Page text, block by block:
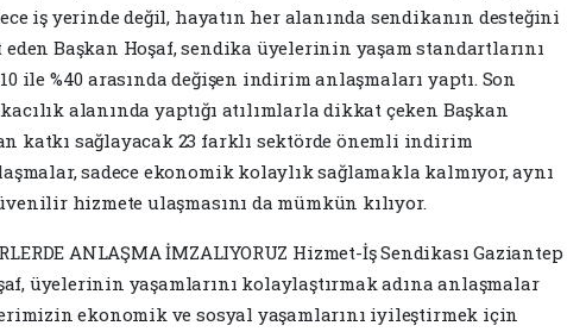
iş yerinde değil, hayatın her alanında sendikanın desteğini
Başkan Hoşaf, sendika üyelerinin yaşam standartlarını
ile %40 arasında değişen indirim anlaşmaları yaptı. Son
alanında yaptığı atılımlarla dikkat çeken Başkan
katkı sağlayacak 23 farklı sektörde önemli indirim
sadece ekonomik kolaylık sağlamakla kalmıyor, aynı
hizmete ulaşmasını da mümkün kılıyor.
ANLAŞMA İMZALIYORUZ Hizmet-İş Sendikası Gaziantep
üyelerinin yaşamlarını kolaylaştırmak adına anlaşmalar
ekonomik ve sosyal yaşamlarını iyileştirmek için